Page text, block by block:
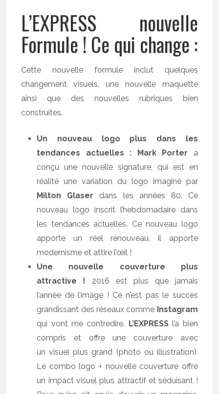
L’EXPRESS nouvelle
Formule ! Ce qui change :
Cette nouvelle formule inclut quelques
changement visuels, une nouvelle maquette
ainsi que des nouvelles rubriques bien
construites.
Un nouveau logo plus dans les
tendances actuelles : Mark Porter a
conçu une nouvelle signature, qui est en
réalité une variation du logo imaginé par
Milton Glaser dans les années 80. Ce
nouveau logo inscrit l’hebdomadaire dans
les tendances actuelles. Ce nouveau logo
apporte un réel renouveau, il apporte
modernisme et attire l’œil !
Une nouvelle couverture plus
attractive ! 2016 est plus que jamais
l’année de l’image ! Ce n’est pas le succès
grandissant des réseaux comme Instagram
qui vont me contredire. L’EXPRESSl’a bien
compris et offre une couverture avec
un visuel plus grand (photo ou illustration).
Le combo logo + nouvelle couverture offre
un impact visuel plus attractif et séduisant !